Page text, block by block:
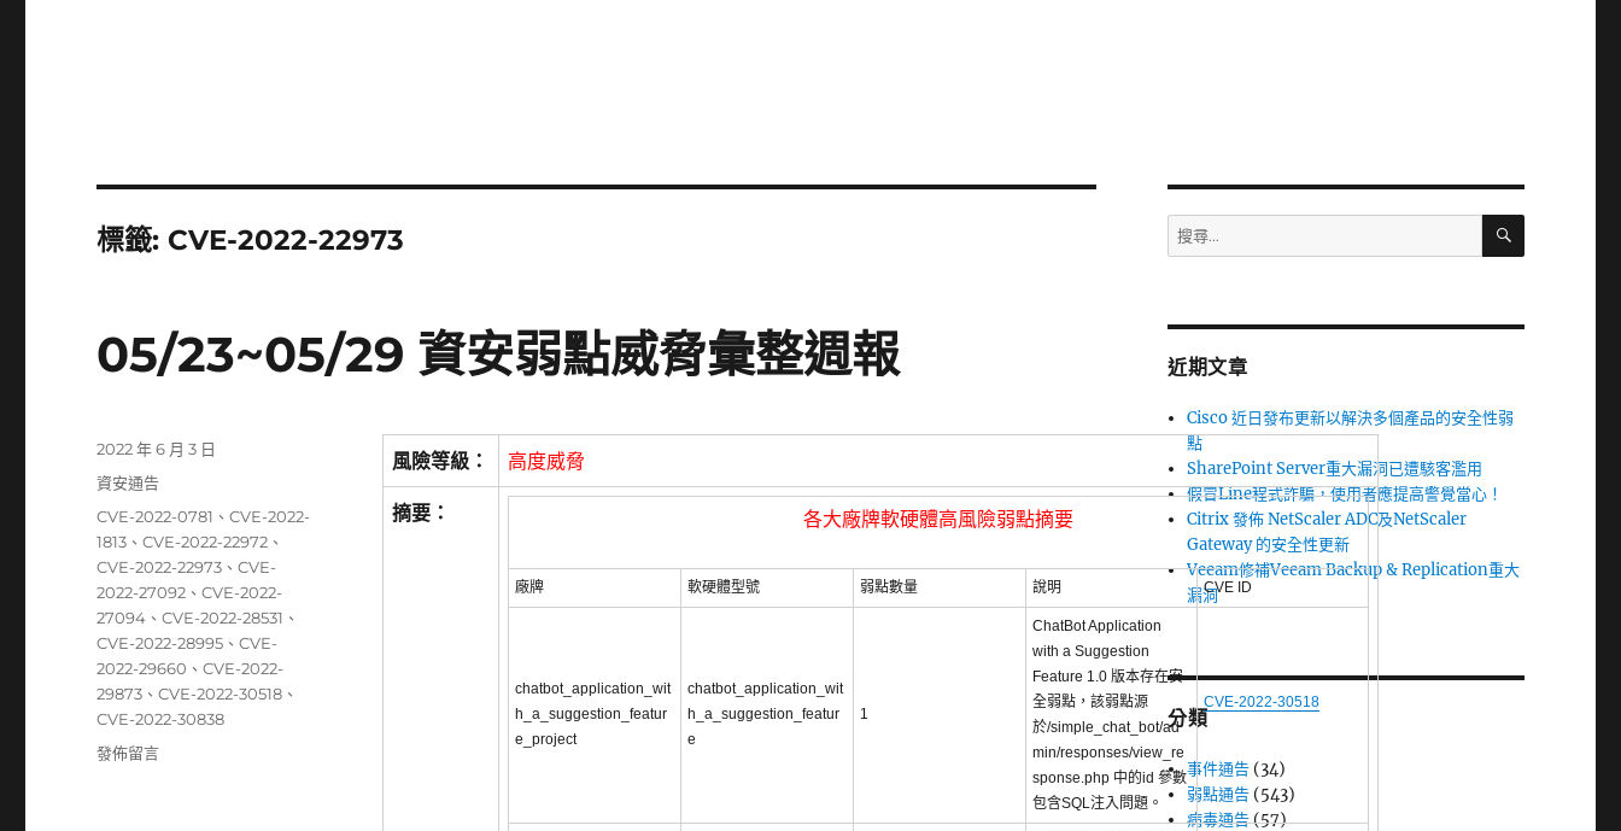
標籤: CVE-2022-22973
05/23~05/29 資安弱點威脅彙整週報
風險等級： 高度威脅
摘要： 各大廠牌軟硬體高風險弱點摘要
廠牌 軟硬體型號 弱點數量 說明 CVE ID
chatbot_application_wit
h_a_suggestion_featur
e_project
chatbot_application_wit
h_a_suggestion_featur
e
1
ChatBot Application
with a Suggestion
Feature 1.0 版本存在安
全弱點，該弱點源
於/simple_chat_bot/ad
min/responses/view_re
sponse.php 中的id 參數
包含SQL注入問題。
CVE-2022-30518
發
佈
期:
2022 年 6 月 3 日
分
資安通告
標
籤
CVE-2022-0781 、CVE-2022-
1813 、CVE-2022-22972 、
CVE-2022-22973 、CVE-
2022-27092 、CVE-2022-
27094 、CVE-2022-28531 、
CVE-2022-28995 、CVE-
2022-29660 、CVE-2022-
29873 、CVE-2022-30518 、
CVE-2022-30838
在
發佈留言
搜
尋
字:
搜
近期文章
Cisco 近日發布更新以解決多個產品的安全性弱
點
SharePoint Server重大漏洞已遭駭客濫用
假冒Line程式詐騙，使用者應提高警覺當心！
Citrix 發佈 NetScaler ADC及NetScaler
Gateway 的安全性更新
Veeam修補Veeam Backup & Replication重大
漏洞
分類
事件通告 (34)
弱點通告 (543)
病毒通告(57)